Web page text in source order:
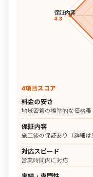
保証内容
4.3
4項目スコア
料金の安さ
地域密着の標準的な価格帯
保証内容
施工後の保証あり（詳細は
対応スピード
営業時間内に対応